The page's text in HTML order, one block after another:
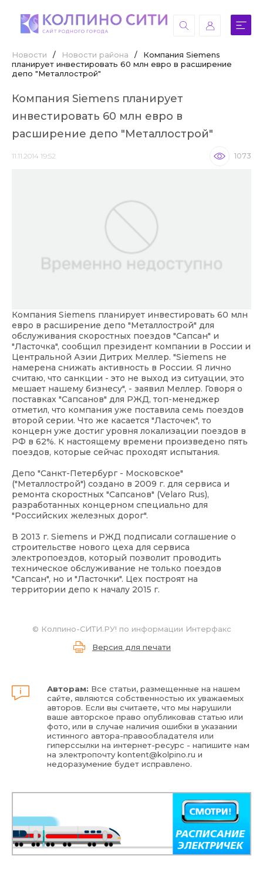
Новости / Новости района /
Компания Siemens
планирует инвестировать 60 млн евро в расширение
депо "Металлострой"
Компания Siemens планирует
инвестировать 60 млн евро в
расширение депо "Металлострой"
11.11.2014 19:52 1073
Компания Siemens планирует инвестировать 60 млн
евро в расширение депо "Металлострой" для
обслуживания скоростных поездов "Сапсан" и
"Ласточка", сообщил президент компании в России и
Центральной Азии Дитрих Меллер. "Siemens не
намерена снижать активность в России. Я лично
считаю, что санкции - это не выход из ситуации, это
мешает нашему бизнесу", - заявил Меллер. Говоря о
поставках "Сапсанов" для РЖД, топ-менеджер
отметил, что компания уже поставила семь поездов
второй серии. Что же касается "Ласточек", то
концерн уже достиг уровня локализации поездов в
РФ в 62%. К настоящему времени произведено пять
поездов, которые сейчас проходят испытания.
Депо "Санкт-Петербург - Московское"
("Металлострой") создано в 2009 г. для сервиса и
ремонта скоростных "Сапсанов" (Velaro Rus),
разработанных концерном специально для
"Российских железных дорог".
В 2013 г. Siemens и РЖД подписали соглашение о
строительстве нового цеха для сервиса
электропоездов, который позволит проводить
техническое обслуживание не только поездов
"Сапсан", но и "Ласточки". Цех построят на
территории депо к началу 2015 г.
© Колпино-СИТИ.РУ! по информации Интерфакс
Версия для печати
Авторам: Все статьи, размещенные на нашем
сайте, являются собственностью их уважаемых
авторов. Если вы считаете, что мы нарушили
ваше авторское право опубликовав статью или
фото, или в случае наличия ошибки в указании
истинного автора-правообладателя или
гиперссылки на интернет-ресурс - напишите нам
на электропочтуkontent@kolpino.ru и
недоразумение будет исправлено.